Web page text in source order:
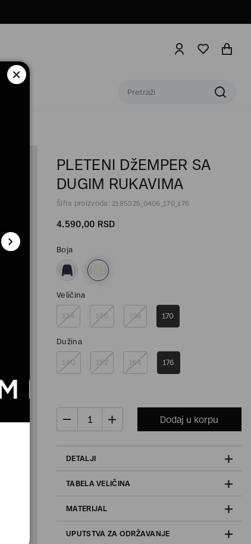
PLETENI DžEMPER SA
DUGIM RUKAVIMA
Šifra proizvoda: 2185325_0406_170_176
4.590,00 RSD
Boja
Veličina
134 146 158 170
Dužina
140 152 164 176
Dodaj u korpu
DETALJI
TABELA VELIČINA
MATERIJAL
UPUTSTVA ZA ODRŽAVANJE